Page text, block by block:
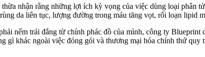
thừa nhận rằng những lợi ích kỳ vọng của việc dùng loại phân
da liên tục, lượng đường trong máu tăng vọt, rối loạn lipid
nếm trái đắng từ chính phác đồ của mình, công ty
gì khác ngoài việc đóng gói và thương mại hóa chính thứ quy